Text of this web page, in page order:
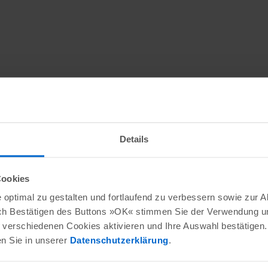
Details
zu gestalten und fortlaufend zu verbessern sowie zur
Bestätigen des Buttons »OK« stimmen Sie der Verwendung
Cookies aktivieren und Ihre Auswahl bestätigen.
Sie in unserer Datenschutzerklärung.